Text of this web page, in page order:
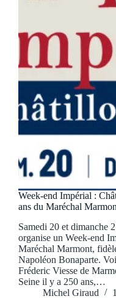
Week-end Impérial :
ans du Maréchal
Samedi 20 et dimanche
organise un Week-end
Maréchal Marmont,
Napoléon Bonaparte.
Fréderic Viesse de
Seine il y a 250 ans,…
Michel Giraud